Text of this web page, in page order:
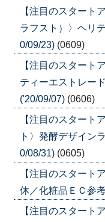
【注目のスタート
ラフスト）〉ヘリ
0/09/23) (0609)
【注目のスタート
ティーエストレー
('20/09/07) (0606)
【注目のスタート
ト〉発酵デザイン
0/08/31) (0605)
【注目のスタート
休／化粧品ＥＣ参
【注目のスタート